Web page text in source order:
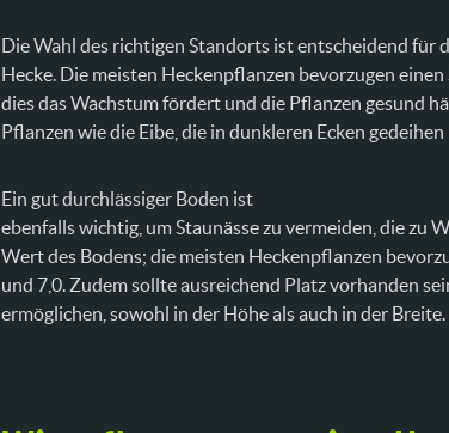
Die Wahl des richtigen Standorts ist entscheidend für
Hecke. Die meisten Heckenpflanzen bevorzugen
dies das Wachstum fördert und die Pflanzen gesund
Pflanzen wie die Eibe, die in dunkleren Ecken
Ein gut durchlässiger Boden ist
ebenfalls wichtig, um Staunässe zu vermeiden, die zu
Wert des Bodens; die meisten Heckenpflanzen
und 7,0. Zudem sollte ausreichend Platz vorhanden
ermöglichen, sowohl in der Höhe als auch in der Breite.